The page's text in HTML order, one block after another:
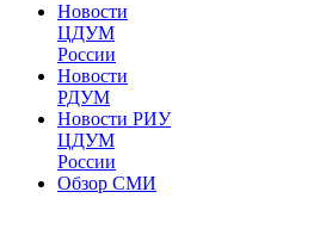
Новости
ЦДУМ
России
Новости
РДУМ
Новости РИУ
ЦДУМ
России
Обзор СМИ